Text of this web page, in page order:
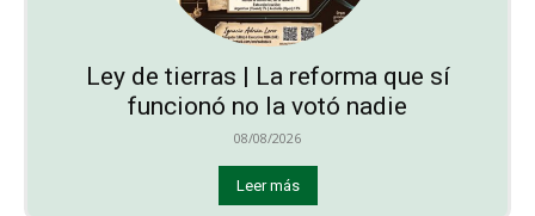
Ley de tierras | La reforma que sí
funcionó no la votó nadie
08/08/2026
Leer más